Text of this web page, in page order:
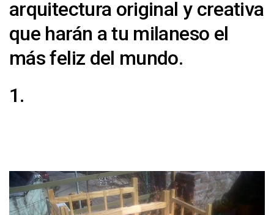
arquitectura original y creativa
que harán a tu milaneso el
más feliz del mundo.
1.